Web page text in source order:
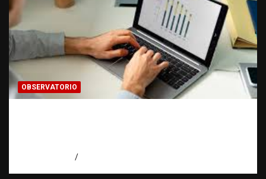
OBSERVATORIO